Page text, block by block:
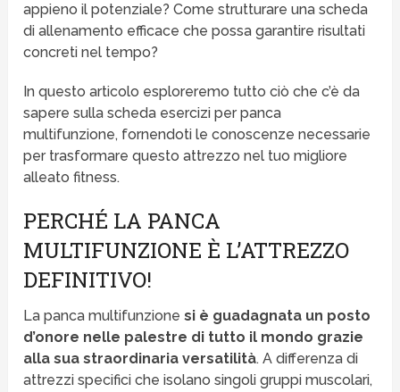
appieno il potenziale? Come strutturare una scheda
di allenamento efficace che possa garantire risultati
concreti nel tempo?
In questo articolo esploreremo tutto ciò che c’è da
sapere sulla scheda esercizi per panca
multifunzione, fornendoti le conoscenze necessarie
per trasformare questo attrezzo nel tuo migliore
alleato fitness.
PERCHÉ LA PANCA
MULTIFUNZIONE È L’ATTREZZO
DEFINITIVO!
La panca multifunzionesi è guadagnata un posto
d’onore nelle palestre di tutto il mondo grazie
alla sua straordinaria versatilità. A differenza di
attrezzi specifici che isolano singoli gruppi muscolari,